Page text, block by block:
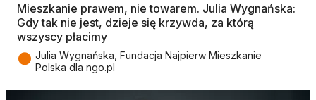
Mieszkanie prawem, nie towarem. Julia Wygnańska:
Gdy tak nie jest, dzieje się krzywda, za którą
wszyscy płacimy
● Julia Wygnańska, Fundacja Najpierw Mieszkanie
Polska dla ngo.pl